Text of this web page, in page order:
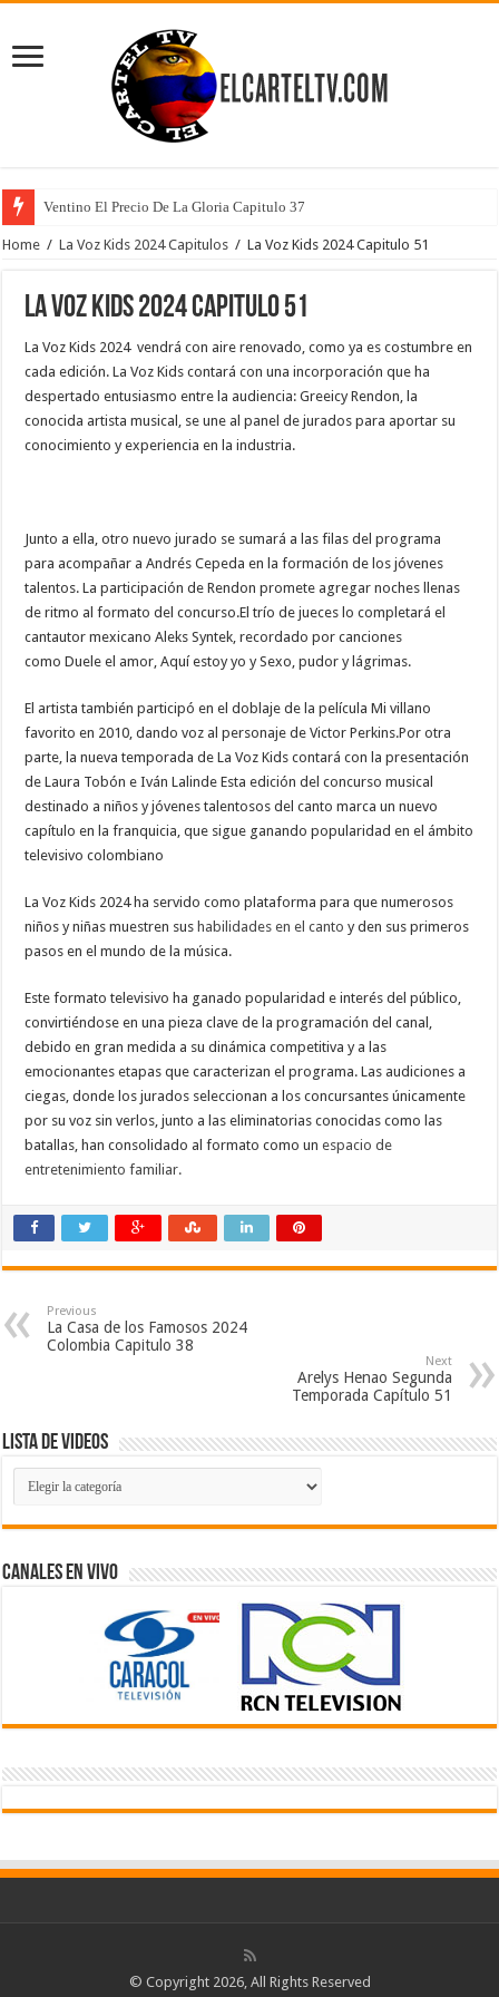
Ventino El Precio De La Gloria Capitulo 37
Home / La Voz Kids 2024 Capitulos / La Voz Kids 2024 Capitulo 51
La Voz Kids 2024 Capitulo 51
La Voz Kids 2024 vendrá con aire renovado, como ya es costumbre en
cada edición. La Voz Kids contará con una incorporación que ha
despertado entusiasmo entre la audiencia: Greeicy Rendon, la
conocida artista musical, se une al panel de jurados para aportar su
conocimiento y experiencia en la industria.
Junto a ella, otro nuevo jurado se sumará a las filas del programa
para acompañar a Andrés Cepeda en la formación de los jóvenes
talentos. La participación de Rendon promete agregar noches llenas
de ritmo al formato del concurso.El trío de jueces lo completará el
cantautor mexicano Aleks Syntek, recordado por canciones
como Duele el amor, Aquí estoy yo y Sexo, pudor y lágrimas.
El artista también participó en el doblaje de la película Mi villano
favorito en 2010, dando voz al personaje de Victor Perkins.Por otra
parte, la nueva temporada de La Voz Kids contará con la presentación
de Laura Tobón e Iván Lalinde Esta edición del concurso musical
destinado a niños y jóvenes talentosos del canto marca un nuevo
capítulo en la franquicia, que sigue ganando popularidad en el ámbito
televisivo colombiano
La Voz Kids 2024 ha servido como plataforma para que numerosos
niños y niñas muestren sus habilidades en el canto y den sus primeros
pasos en el mundo de la música.
Este formato televisivo ha ganado popularidad e interés del público,
convirtiéndose en una pieza clave de la programación del canal,
debido en gran medida a su dinámica competitiva y a las
emocionantes etapas que caracterizan el programa. Las audiciones a
ciegas, donde los jurados seleccionan a los concursantes únicamente
por su voz sin verlos, junto a las eliminatorias conocidas como las
batallas, han consolidado al formato como unespacio de
entretenimiento familiar.
Previous
La Casa de los Famosos 2024
Colombia Capitulo 38
Next
Arelys Henao Segunda
Temporada Capítulo 51
Lista de Videos
Lista
de
Videos
Canales En Vivo
© Copyright 2026, All Rights Reserved